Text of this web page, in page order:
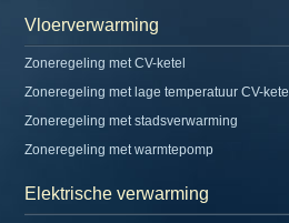
Vloerverwarming
Zoneregeling met CV-ketel
Zoneregeling met lage temperatuur CV-ketel
Zoneregeling met stadsverwarming
Zoneregeling met warmtepomp
Elektrische verwarming